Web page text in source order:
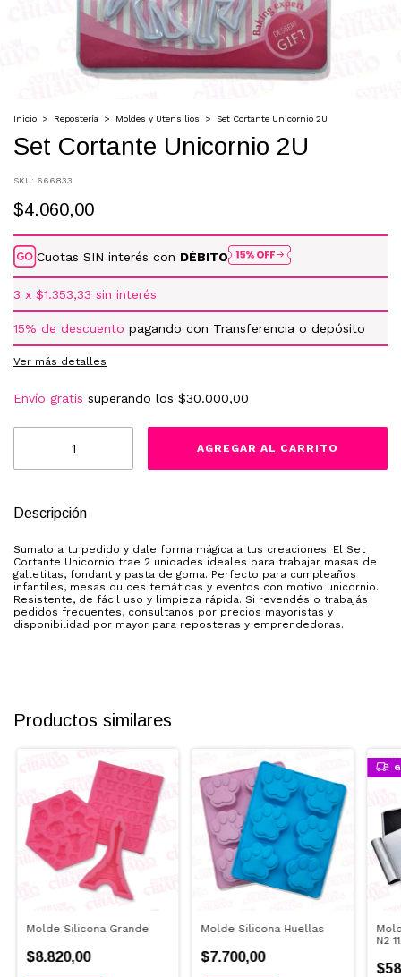
Inicio > Repostería > Moldes y Utensilios > Set Cortante Unicornio 2U
Set Cortante Unicornio 2U
SKU: 666833
$4.060,00
Cuotas SIN interés con DÉBITO
3 x $1.353,33 sin interés
15% de descuento pagando con Transferencia o depósito
Ver más detalles
Envío gratis superando los $30.000,00
Descripción
Sumalo a tu pedido y dale forma mágica a tus creaciones. El Set
Cortante Unicornio trae 2 unidades ideales para trabajar masas de
galletitas, fondant y pasta de goma. Perfecto para cumpleaños
infantiles, mesas dulces temáticas y eventos con motivo unicornio.
Resistente, de fácil uso y limpieza rápida. Si revendés o trabajás
pedidos frecuentes, consultanos por precios mayoristas y
disponibilidad por mayor para reposteras y emprendedoras.
Productos similares
Molde Silicona Grande
$8.820,00
Molde Silicona Huellas
$7.700,00
N2